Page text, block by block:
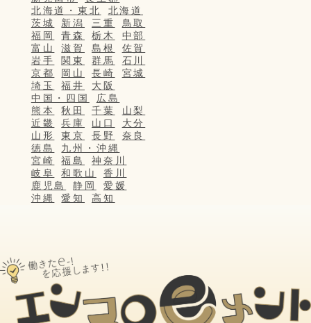
北海道・東北
北海道
茨城
新潟 三重
鳥取
福岡
青森 栃木
中部
富山
滋賀 島根
佐賀
岩手
関東 群馬
石川
京都
岡山 長崎
宮城
埼玉
福井
大阪
中国・四国
広島
熊本
秋田 千葉
山梨
近畿
兵庫 山口
大分
山形
東京 長野
奈良
徳島
九州・沖縄
宮崎
福島
神奈川
岐阜
和歌山
香川
鹿児島
静岡
愛媛
沖縄
愛知 高知